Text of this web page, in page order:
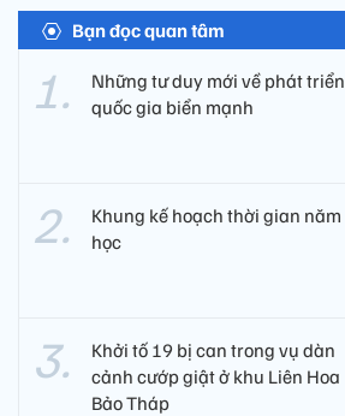
Bạn đọc quan tâm
Những tư duy mới về phát triển
quốc gia biển mạnh
Khung kế hoạch thời gian năm
học
Khởi tố 19 bị can trong vụ dàn
cảnh cướp giật ở khu Liên Hoa
Bảo Tháp